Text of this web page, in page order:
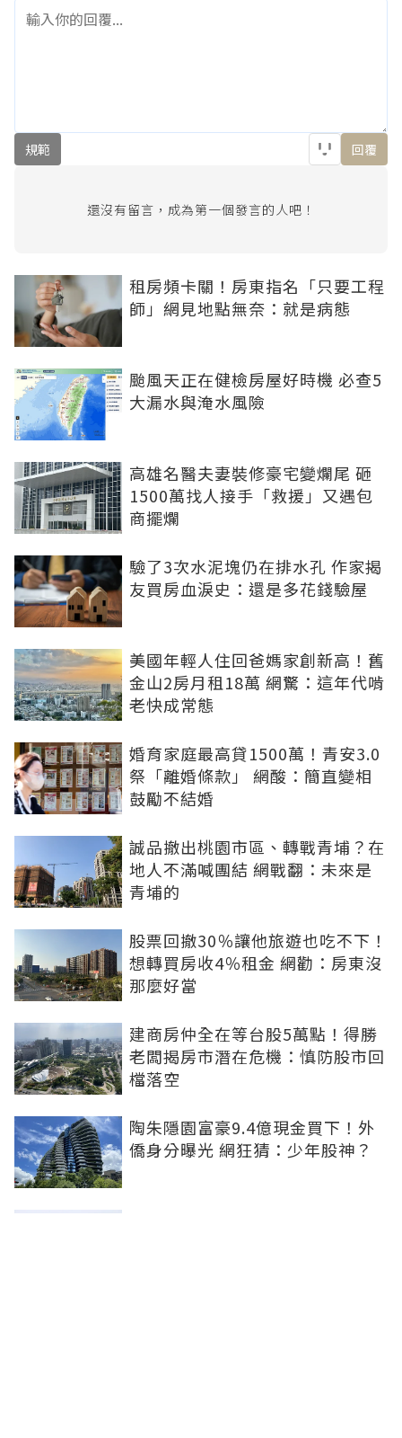
規範 回覆
還沒有留言，成為第一個發言的人吧！
租房頻卡關！房東指名「只要工程
師」網見地點無奈：就是病態
颱風天正在健檢房屋好時機 必查5
大漏水與淹水風險
高雄名醫夫妻裝修豪宅變爛尾 砸
1500萬找人接手「救援」又遇包
商擺爛
驗了3次水泥塊仍在排水孔 作家揭
友買房血淚史：還是多花錢驗屋
美國年輕人住回爸媽家創新高！舊
金山2房月租18萬 網驚：這年代啃
老快成常態
婚育家庭最高貸1500萬！青安3.0
祭「離婚條款」 網酸：簡直變相
鼓勵不結婚
誠品撤出桃園市區、轉戰青埔？在
地人不滿喊團結 網戰翻：未來是
青埔的
股票回撤30％讓他旅遊也吃不下！
想轉買房收4％租金 網勸：房東沒
那麼好當
建商房仲全在等台股5萬點！得勝
老闆揭房市潛在危機：慎防股市回
檔落空
陶朱隱園富豪9.4億現金買下！外
僑身分曝光 網狂猜：少年股神？